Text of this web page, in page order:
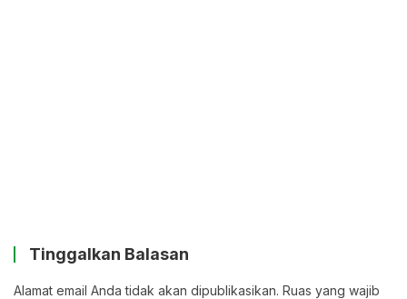
Tinggalkan Balasan
Alamat email Anda tidak akan dipublikasikan. Ruas yang wajib